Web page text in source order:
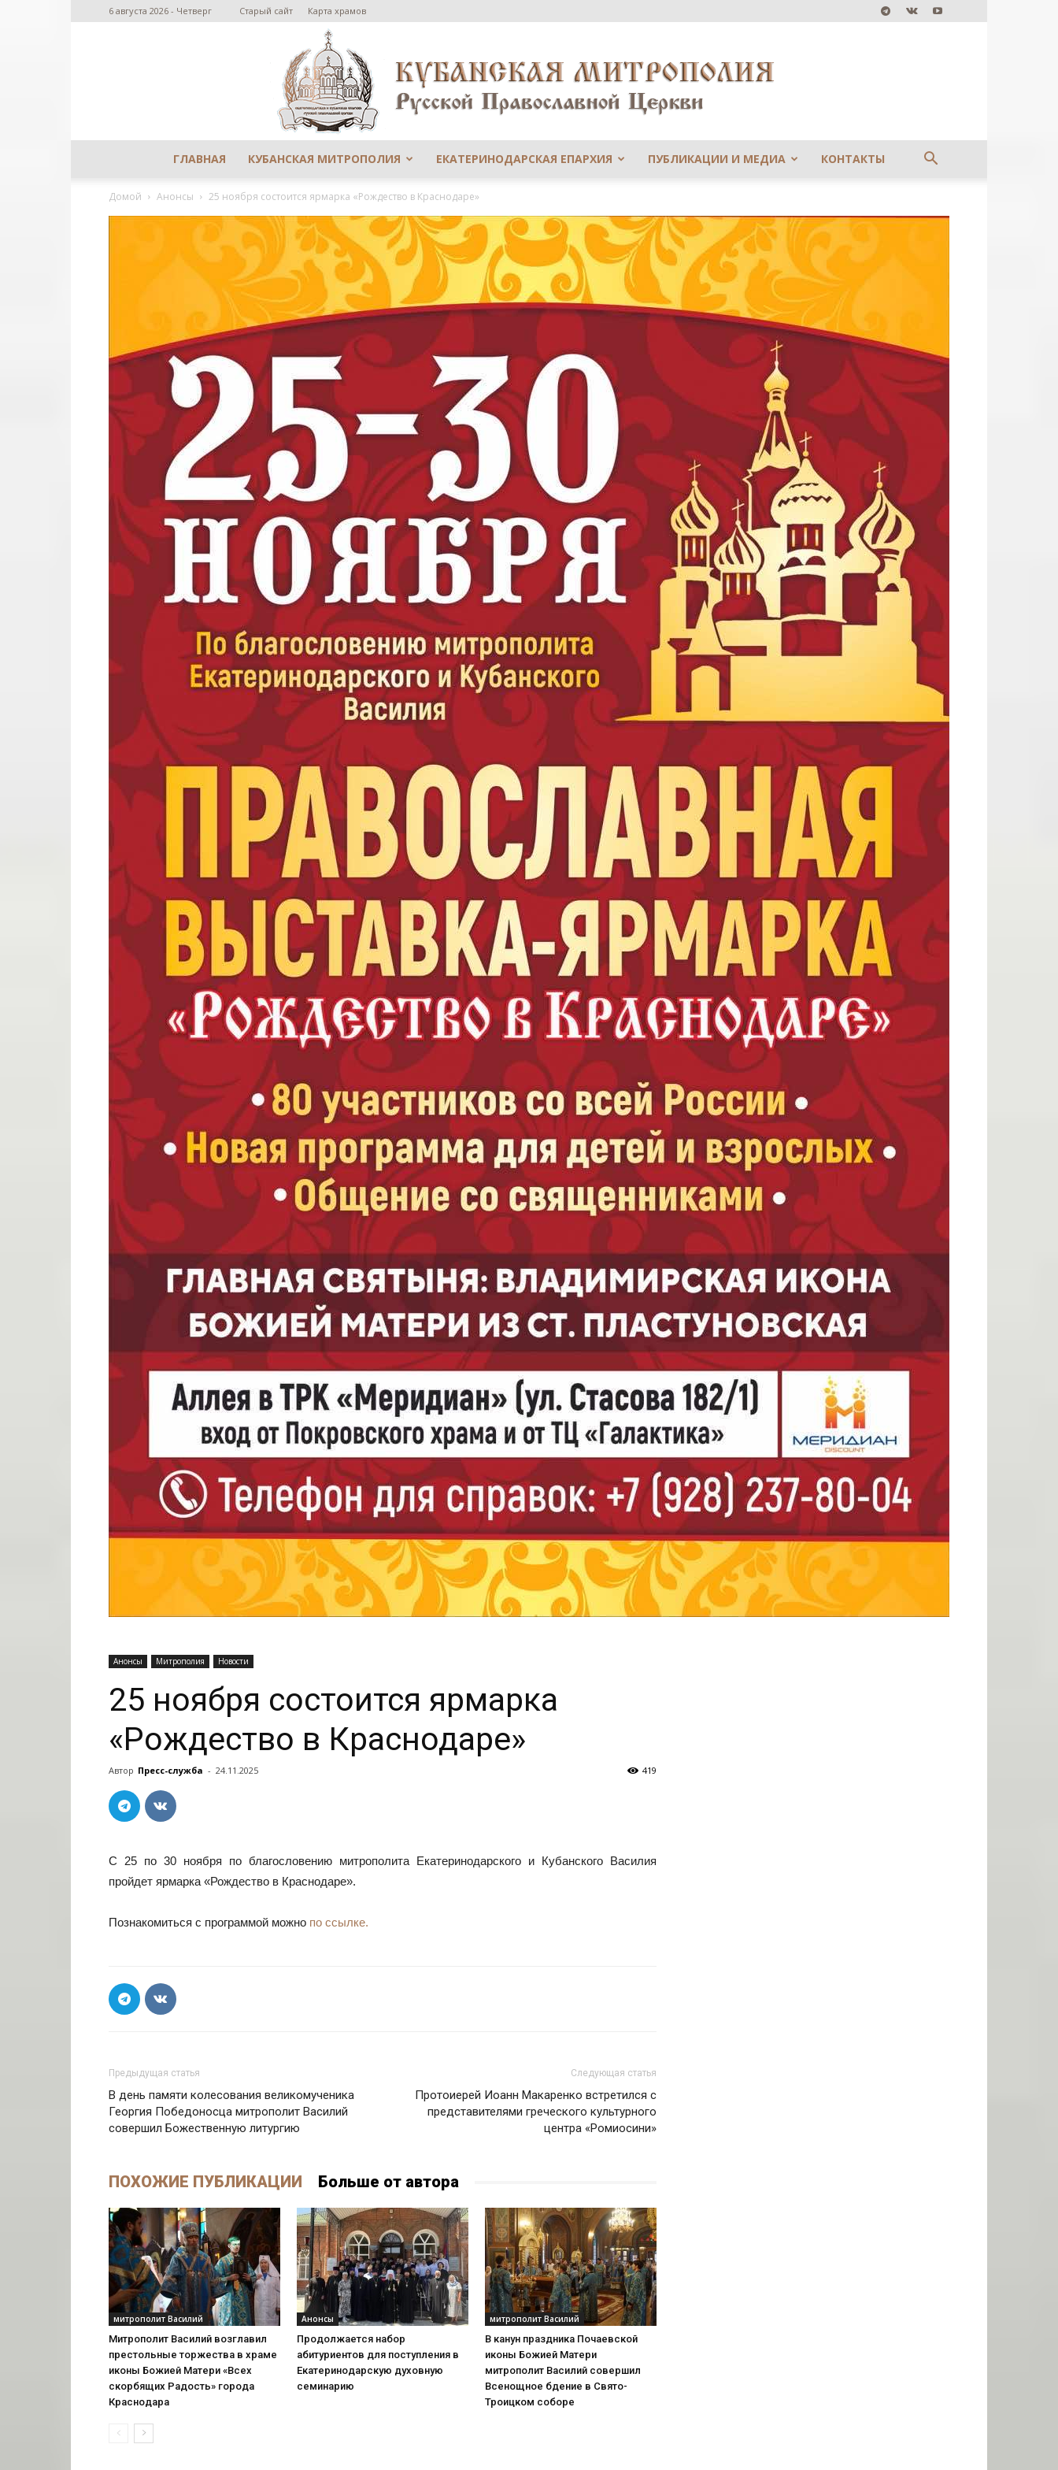
6 августа 2026 - Четверг Старый сайт Карта храмов
Екатеринодарской
и
Кубанской
епархии
ГЛАВНАЯ КУБАНСКАЯ МИТРОПОЛИЯ ЕКАТЕРИНОДАРСКАЯ ЕПАРХИЯ ПУБЛИКАЦИИ И МЕДИА КОНТАКТЫ
Домой Анонсы 25 ноября состоится ярмарка «Рождество в Краснодаре»
Анонсы Митрополия Новости
25 ноября состоится ярмарка
«Рождество в Краснодаре»
Автор Пресс-служба - 24.11.2025 419
С 25 по 30 ноября по благословению митрополита Екатеринодарского и Кубанского Василия
пройдет ярмарка «Рождество в Краснодаре».
Познакомиться с программой можно по ссылке.
Предыдущая статья
В день памяти колесования великомученика
Георгия Победоносца митрополит Василий
совершил Божественную литургию
Следующая статья
Протоиерей Иоанн Макаренко встретился с
представителями греческого культурного
центра «Ромиосини»
ПОХОЖИЕ ПУБЛИКАЦИИ Больше от автора
митрополит Василий
Митрополит Василий возглавил
престольные торжества в храме
иконы Божией Матери «Всех
скорбящих Радость» города
Краснодара
Анонсы
Продолжается набор
абитуриентов для поступления в
Екатеринодарскую духовную
семинарию
митрополит Василий
В канун праздника Почаевской
иконы Божией Матери
митрополит Василий совершил
Всенощное бдение в Свято-
Троицком соборе